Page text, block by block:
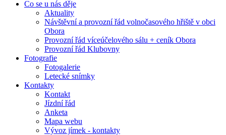
Co se u nás děje
Aktuality
Návštěvní a provozní řád volnočasového hřiště v obci
Obora
Provozní řád víceúčelového sálu + ceník Obora
Provozní řád Klubovny
Fotografie
Fotogalerie
Letecké snímky
Kontakty
Kontakt
Jízdní řád
Anketa
Mapa webu
Vývoz jímek - kontakty